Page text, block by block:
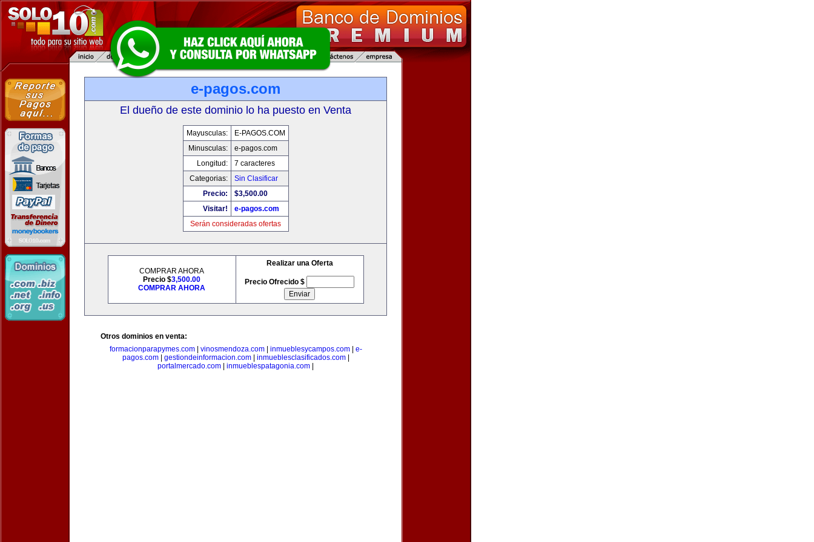
e-pagos.com
El dueño de este dominio lo ha puesto en Venta
Mayusculas:
E-PAGOS.COM
Minusculas:
e-pagos.com
Longitud:
7 caracteres
Categorias:
Sin Clasificar
Precio:
$3,500.00
Visitar!
e-pagos.com
Serán consideradas ofertas
COMPRAR AHORA
Precio $3,500.00
COMPRAR AHORA
Realizar una Oferta
Precio Ofrecido $
Otros dominios en venta:
formacionparapymes.com| vinosmendoza.com| inmueblesycampos.com| e-
pagos.com| gestiondeinformacion.com| inmueblesclasificados.com|
portalmercado.com
inmueblespatagonia.com